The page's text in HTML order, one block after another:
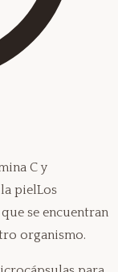
C y
pielLos
se encuentran
organismo.